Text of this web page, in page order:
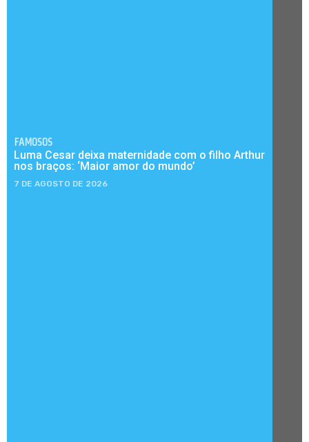
FAMOSOS
Luma Cesar deixa maternidade com o filho Arthur
nos braços: ‘Maior amor do mundo’
7 DE AGOSTO DE 2026